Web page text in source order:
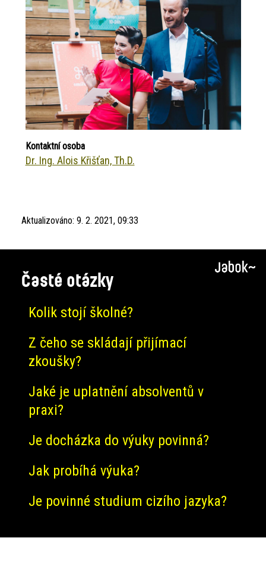
Kontaktní osoba
Dr. Ing. Alois Křišťan, Th.D.
Aktualizováno: 9. 2. 2021, 09:33
Časté otázky
Kolik stojí školné?
Z čeho se skládají přijímací
zkoušky?
Jaké je uplatnění absolventů v
praxi?
Je docházka do výuky povinná?
Jak probíhá výuka?
Je povinné studium cizího jazyka?